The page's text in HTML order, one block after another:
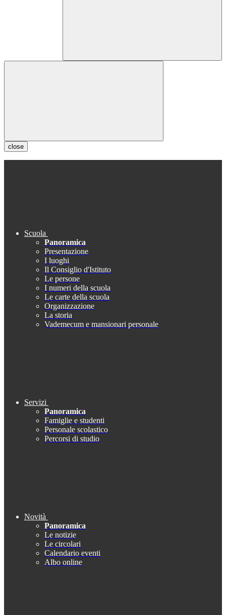
close
Scuola
Panoramica
Presentazione
I luoghi
Il Consiglio d'Istituto
Le persone
I numeri della scuola
Le carte della scuola
Organizzazione
La storia
Vademecum e mansionari personale
Servizi
Panoramica
Famiglie e studenti
Personale scolastico
Percorsi di studio
Novità
Panoramica
Le notizie
Le circolari
Calendario eventi
Albo online